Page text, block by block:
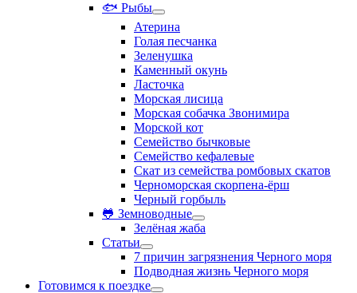
🐟 Рыбы
Атерина
Голая песчанка
Зеленушка
Каменный окунь
Ласточка
Морская лисица
Морская собачка Звонимира
Морской кот
Семейство бычковые
Семейство кефалевые
Скат из семейства ромбовых скатов
Черноморская скорпена-ёрш
Черный горбыль
🐸 Земноводные
Зелёная жаба
Статьи
7 причин загрязнения Черного моря
Подводная жизнь Черного моря
Готовимся к поездке